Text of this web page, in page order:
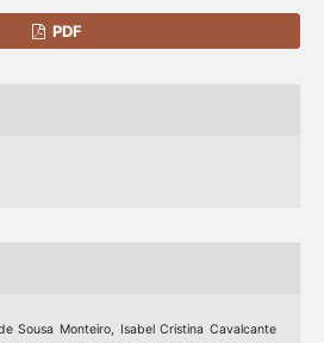
PDF
Sousa Monteiro, Isabel Cristina Cavalcante